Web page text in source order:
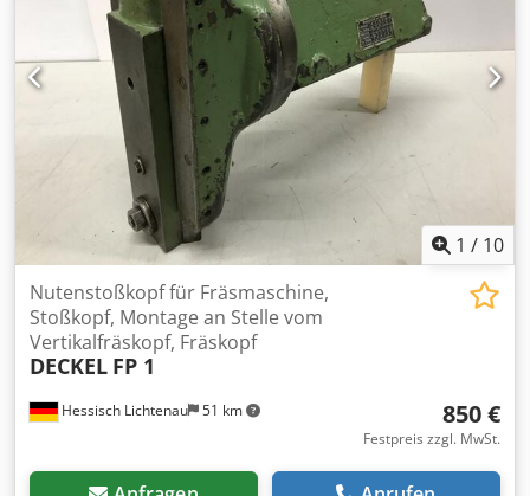
Getriebestufen - Pinolverschiebung am Vertikal-Fräskopf
60 mm - schwenk- dreh.- und neigbarer Winkeltisch -
Kühlmittelpumpe im Maschinenfuß - nebenstehender
Schaltschrank Platzbedarf L x B x H 1100 x 1100 x 1600 mm
Gewicht 690 kg guter Zustand
1 / 10
Hessisch Lichtenau 51 km
Nutenstoßkopf für Fräsmaschine,
Stoßkopf, Montage an Stelle vom
Vertikalfräskopf, Fräskopf
DECKEL FP 1
850 €
Festpreis zzgl. MwSt.